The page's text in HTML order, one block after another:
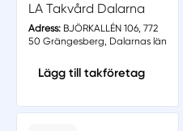
LA Takvård Dalarna
Adress:BJÖRKALLÉN 106, 772
50 Grängesberg, Dalarnas län
Lägg till takföretag